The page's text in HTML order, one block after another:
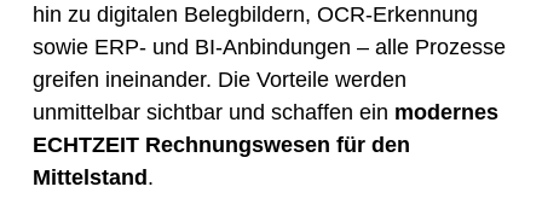
hin zu digitalen Belegbildern, OCR-Erkennung
sowie ERP- und BI-Anbindungen – alle Prozesse
greifen ineinander. Die Vorteile werden
unmittelbar sichtbar und schaffen ein modernes
ECHTZEIT Rechnungswesen für den
Mittelstand.